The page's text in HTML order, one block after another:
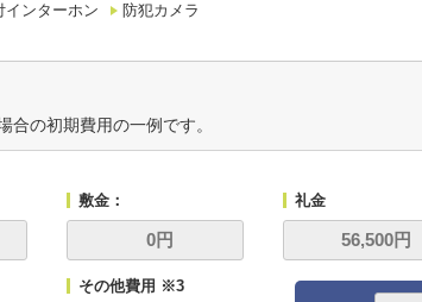
インターホン 防犯カメラ
合の初期費用の一例です。
敷金： 礼金
その他費用 ※3